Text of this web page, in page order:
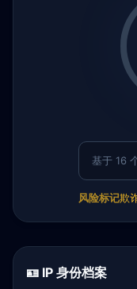
基于 16
风险标记欺
🪪 IP 身份档案